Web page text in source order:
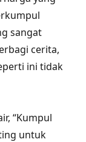
sangat
cerita,
ini tidak
“Kumpul
untuk